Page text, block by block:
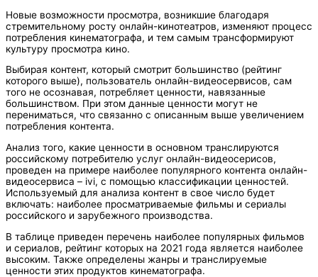
Новые возможности просмотра, возникшие благодаря
стремительному росту онлайн-кинотеатров, изменяют процесс
потребления кинематографа, и тем самым трансформируют
культуру просмотра кино.
Выбирая контент, который смотрит большинство (рейтинг
которого выше), пользователь онлайн-видеосервисов, сам
того не осознавая, потребляет ценности, навязанные
большинством. При этом данные ценности могут не
перениматься, что связанно с описанным выше увеличением
потребления контента.
Анализ того, какие ценности в основном транслируются
российскому потребителю услуг онлайн-видеосерисов,
проведен на примере наиболее популярного контента онлайн-
видеосервиса – ivi, с помощью классификации ценностей.
Используемый для анализа контент в свое число будет
включать: наиболее просматриваемые фильмы и сериалы
российского и зарубежного производства.
В таблице приведен перечень наиболее популярных фильмов
и сериалов, рейтинг которых на 2021 года является наиболее
высоким. Также определены жанры и транслируемые
ценности этих продуктов кинематографа.